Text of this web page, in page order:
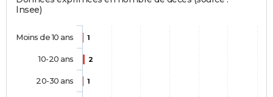
Insee)
1
2
1
Moins de 10 ans
10-20 ans
20-30 ans